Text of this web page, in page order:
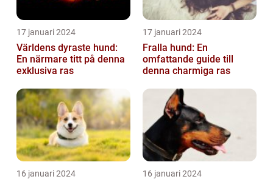
17 januari 2024
Världens dyraste hund:
En närmare titt på denna
exklusiva ras
17 januari 2024
Fralla hund: En
omfattande guide till
denna charmiga ras
16 januari 2024 16 januari 2024